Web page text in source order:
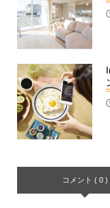
コメント ( 0 )